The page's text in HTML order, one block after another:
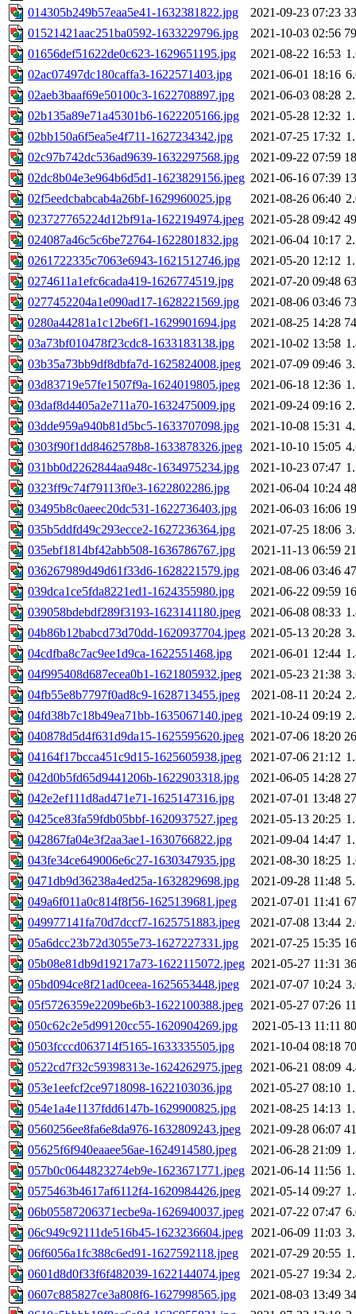
014305b249b57eaa5e41-1632381822.jpg
2021-09-23 07:23
01521421aac251ba0592-1633229796.jpg
2021-10-03 02:56
01656def51622de0c623-1629651195.jpg
2021-08-22 16:53
02ac07497dc180caffa3-1622571403.jpg
2021-06-01 18:16
02aeb3baaf69e50100c3-1622708897.jpg
2021-06-03 08:28
02b135a89e71a45301b6-1622205166.jpg
2021-05-28 12:32
02bb150a6f5ea5e4f711-1627234342.jpg
2021-07-25 17:32
02c97b742dc536ad9639-1632297568.jpg
2021-09-22 07:59
02dc8b04e3e964b6d5d1-1623829156.jpeg 2021-06-16 07:39
02f5eedcbabcab4a26bf-1629960025.jpg
2021-08-26 06:40
023727765224d12bf91a-1622194974.jpeg 2021-05-28 09:42
024087a46c5c6be72764-1622801832.jpg
2021-06-04 10:17
0261722335c7063e6943-1621512746.jpg
2021-05-20 12:12
0274611a1efc6cada419-1626774519.jpg
2021-07-20 09:48
0277452204a1e090ad17-1628221569.jpg
2021-08-06 03:46
0280a44281a1c12be6f1-1629901694.jpg
2021-08-25 14:28
03a73bf010478f23cdc8-1633183138.jpg
2021-10-02 13:58
03b35a73bb9df8dbfa7d-1625824008.jpeg
2021-07-09 09:46
03d83719e57fe1507f9a-1624019805.jpeg
2021-06-18 12:36
03daf8d4405a2e711a70-1632475009.jpg
2021-09-24 09:16
03dde959a940b81d5bc5-1633707098.jpg
2021-10-08 15:31
0303f90f1dd8462578b8-1633878326.jpeg 2021-10-10 15:05
031bb0d2262844aa948c-1634975234.jpg
2021-10-23 07:47
0323ff9c74f79113f0e3-1622802286.jpg
2021-06-04 10:24
03495b8c0aeec20dc531-1622736403.jpg
2021-06-03 16:06
035b5ddfd49c293ecce2-1627236364.jpg
2021-07-25 18:06
035ebf1814bf42abb508-1636786767.jpg
2021-11-13 06:59
036267989d49d61f33d6-1628221579.jpg
2021-08-06 03:46
039dca1ce5fda8221ed1-1624355980.jpg
2021-06-22 09:59
039058bdebdf289f3193-1623141180.jpeg
2021-06-08 08:33
04b86b12babcd73d70dd-1620937704.jpeg 2021-05-13 20:28
04cdfba8c7ac9ee1d9ca-1622551468.jpg
2021-06-01 12:44
04f995408d687ecea0b1-1621805932.jpeg
2021-05-23 21:38
04fb55e8b7797f0ad8c9-1628713455.jpeg
2021-08-11 20:24
04fd38b7c18b49ea71bb-1635067140.jpeg 2021-10-24 09:19
040878d5d4f631d9da15-1625595620.jpeg 2021-07-06 18:20
04164f17bcca451c9d15-1625605938.jpeg
2021-07-06 21:12
042d0b5fd65d9441206b-1622903318.jpg
2021-06-05 14:28
042e2ef111d8ad471e71-1625147316.jpg
2021-07-01 13:48
0425ce83fa59fdb05bbf-1620937527.jpeg
2021-05-13 20:25
042867fa04e3f2aa3ae1-1630766822.jpg
2021-09-04 14:47
043fe34ce649006e6c27-1630347935.jpg
2021-08-30 18:25
0471db9d36238a4ed25a-1632829698.jpg
2021-09-28 11:48
049a6f011a0c814f8f56-1625139681.jpeg
2021-07-01 11:41
049977141fa70d7dccf7-1625751883.jpeg
2021-07-08 13:44
05a6dcc23b72d3055e73-1627227331.jpg
2021-07-25 15:35
05b08e81db9d19217a73-1622115072.jpeg 2021-05-27 11:31
05bd094ce8f21ad0ceea-1625653448.jpeg
2021-07-07 10:24
05f5726359e2209be6b3-1622100388.jpeg 2021-05-27 07:26
050c62c2e5d99120cc55-1620904269.jpg
2021-05-13 11:11
0503fcccd063714f5165-1633335505.jpg
2021-10-04 08:18
0522cd7f32c59398313e-1624262975.jpeg 2021-06-21 08:09
053e1eefcf2ce9718098-1622103036.jpg
2021-05-27 08:10
054e1a4e1137fdd6147b-1629900825.jpg
2021-08-25 14:13
0560256ee8fa6e8da976-1632809243.jpeg
2021-09-28 06:07
05625f6f940eaaee56ae-1624914580.jpeg
2021-06-28 21:09
057b0c0644823274eb9e-1623671771.jpeg 2021-06-14 11:56
0575463b4617af6112f4-1620984426.jpeg
2021-05-14 09:27
06b05587206371ecbe9a-1626940037.jpeg 2021-07-22 07:47
06c949c92111de516b45-1623236604.jpeg 2021-06-09 11:03
06f6056a1fc388c6ed91-1627592118.jpeg
2021-07-29 20:55
0601d8d0f33f6f482039-1622144074.jpeg
2021-05-27 19:34
0607c885827ce3a808f6-1627998565.jpg
2021-08-03 13:49